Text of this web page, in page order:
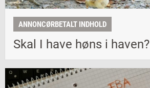
ANNONCØRBETALT INDHOLD
Skal I have høns i haven?